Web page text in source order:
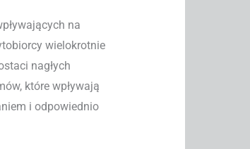
na
wielokrotnie
nagłych
które wpływają
i odpowiednio